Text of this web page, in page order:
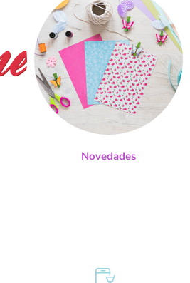
Novedades